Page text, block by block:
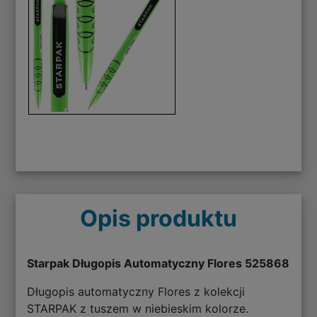
Opis produktu
Starpak Długopis Automatyczny Flores 525868
Długopis automatyczny Flores z kolekcji
STARPAK z tuszem w niebieskim kolorze.